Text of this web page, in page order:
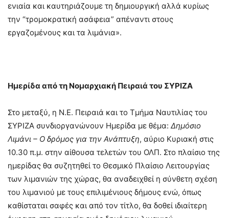
ενιαία και καυτηριάζουμε τη δημιουργική αλλά κυρίως
την “τρομοκρατική ασάφεια” απέναντι στους
εργαζομένους και τα λιμάνια».
Ημερίδα από τη Νομαρχιακή Πειραιά του ΣΥΡΙΖΑ
Στο μεταξύ, η Ν.Ε. Πειραιά και το Τμήμα Ναυτιλίας του
ΣΥΡΙΖΑ συνδιοργανώνουν Ημερίδα με θέμα: Δημόσιο
Λιμάνι – Ο δρόμος για την Ανάπτυξη, αύριο Κυριακή στις
10.30 π.μ. στην αίθουσα τελετών του ΟΛΠ. Στο πλαίσιο της
ημερίδας θα συζητηθεί το Θεσμικό Πλαίσιο Λειτουργίας
των λιμανιών της χώρας, θα αναδειχθεί η σύνθετη σχέση
του λιμανιού με τους επιλιμένιους δήμους ενώ, όπως
καθίσταται σαφές και από τον τίτλο, θα δοθεί ιδιαίτερη